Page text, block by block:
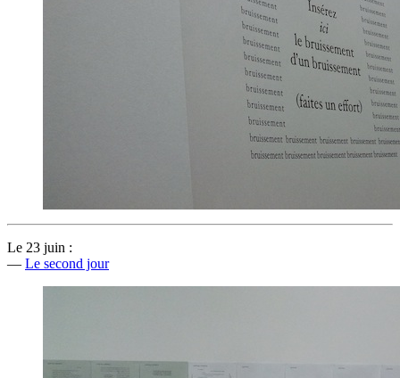
Le 23 juin :
— Le second jour